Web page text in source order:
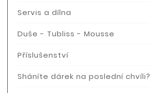
Servis a dílna
Duše - Tubliss - Mousse
Příslušenství
Sháníte dárek na poslední chvíli?